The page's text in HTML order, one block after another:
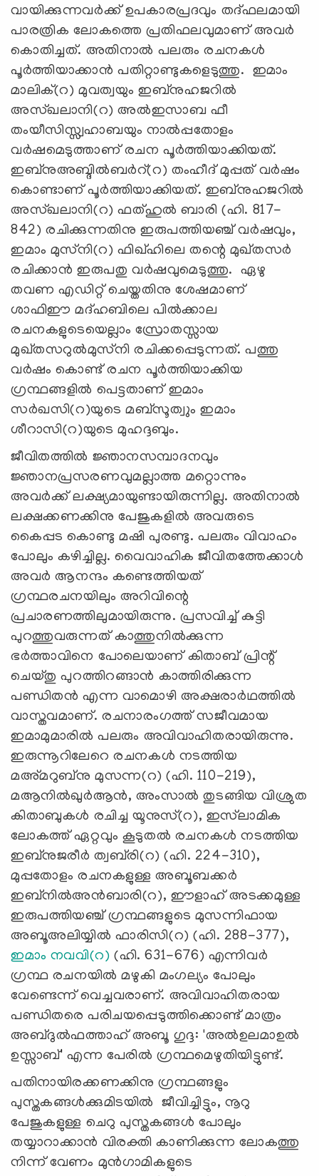
വായിക്കുന്നവർക്ക് ഉപകാരപ്രദവും തദ്ഫലമായി
പാരത്രിക ലോകത്തെ പ്രതിഫലവുമാണ് അവർ
കൊതിച്ചത്. അതിനാൽ പലരും രചനകൾ
പൂർത്തിയാക്കാൻ പതിറ്റാണ്ടുകളെടുത്തു. ഇമാം
മാലിക്(റ) മുവത്വയും ഇബ്നുഹജറിൽ
അസ്ഖലാനി(റ) അൽഇസാബ ഫീ
തംയീസിസ്സ്വഹാബയും നാൽപ്പതോളം
വർഷമെടുത്താണ് രചന പൂർത്തിയാക്കിയത്.
ഇബ്നുഅബ്ദിൽബർറ്(റ) തംഹീദ് മുപ്പത് വർഷം
കൊണ്ടാണ് പൂർത്തിയാക്കിയത്. ഇബ്നുഹജറിൽ
അസ്ഖലാനി(റ) ഫത്ഹുൽ ബാരി (ഹി. 817-
842) രചിക്കുന്നതിനു ഇരുപത്തിയഞ്ച് വർഷവും,
ഇമാം മുസ്‌നി(റ) ഫിഖ്ഹിലെ തന്റെ മുഖ്തസർ
രചിക്കാൻ ഇരുപതു വർഷവുമെടുത്തു. ഏഴു
തവണ എഡിറ്റ് ചെയ്തതിനു ശേഷമാണ്
ശാഫിഈ മദ്ഹബിലെ പിൽക്കാല
രചനകളുടെയെല്ലാം സ്രോതസ്സായ
മുഖ്തസറുൽമുസ്‌നി രചിക്കപ്പെടുന്നത്. പത്തു
വർഷം കൊണ്ട് രചന പൂർത്തിയാക്കിയ
ഗ്രന്ഥങ്ങളിൽ പെട്ടതാണ് ഇമാം
സർഖസി(റ)യുടെ മബ്‌സൂത്വും ഇമാം
ശീറാസി(റ)യുടെ മുഹദ്ദബും.
ജീവിതത്തിൽ ജ്ഞാനസമ്പാദനവും
ജ്ഞാനപ്രസരണവുമല്ലാത്ത മറ്റൊന്നും
അവർക്ക് ലക്ഷ്യമായുണ്ടായിരുന്നില്ല. അതിനാൽ
ലക്ഷക്കണക്കിനു പേജുകളിൽ അവരുടെ
കൈപ്പട കൊണ്ടു മഷി പുരണ്ടു. പലരും വിവാഹം
പോലും കഴിച്ചില്ല. വൈവാഹിക ജീവിതത്തേക്കാൾ
അവർ ആനന്ദം കണ്ടെത്തിയത്
ഗ്രന്ഥരചനയിലും അറിവിന്റെ
പ്രചാരണത്തിലുമായിരുന്നു. പ്രസവിച്ച് കുട്ടി
പുറത്തുവരുന്നത് കാത്തുനിൽക്കുന്ന
ഭർത്താവിനെ പോലെയാണ് കിതാബ് പ്രിന്റ്
ചെയ്തു പുറത്തിറങ്ങാൻ കാത്തിരിക്കുന്ന
പണ്ഡിതൻ എന്ന വാമൊഴി അക്ഷരാർഥത്തിൽ
വാസ്തവമാണ്. രചനാരംഗത്ത് സജീവമായ
ഇമാമുമാരിൽ പലരും അവിവാഹിതരായിരുന്നു.
ഇരുന്നൂറിലേറെ രചനകൾ നടത്തിയ
മഅ്മറുബ്നു മുസന്ന(റ) (ഹി. 110-219),
മആനിൽഖുർആൻ, അംസാൽ തുടങ്ങിയ വിശ്രുത
കിതാബുകൾ രചിച്ച യൂനുസ്(റ), ഇസ്‍ലാമിക
ലോകത്ത് ഏറ്റവും കൂടുതൽ രചനകൾ നടത്തിയ
ഇബ്നുജരീർ ത്വബ്‌രി(റ) (ഹി. 224-310),
മുപ്പതോളം രചനകളുള്ള അബൂബക്കർ
ഇബ്‌നിൽഅൻബാരി(റ), ഈളാഹ് അടക്കമുള്ള
ഇരുപത്തിയഞ്ച് ഗ്രന്ഥങ്ങളുടെ മുസന്നിഫായ
അബൂഅലിയ്യിൽ ഫാരിസി(റ) (ഹി. 288-377),
ഇമാം നവവി(റ) (ഹി. 631-676) എന്നിവർ
ഗ്രന്ഥ രചനയില്‍ മഴുകി മംഗല്യം പോലും
വേണ്ടെന്ന് വെച്ചവരാണ്. അവിവാഹിതരായ
പണ്ഡിതരെ പരിചയപ്പെടുത്തിക്കൊണ്ട് മാത്രം
അബ്ദുൽഫത്താഹ് അബൂ ഗുദ്ദ: 'അൽഉലമാഉൽ
ഉസ്സാബ്' എന്ന പേരിൽ ഗ്രന്ഥമെഴുതിയിട്ടുണ്ട്.
പതിനായിരക്കണക്കിനു ഗ്രന്ഥങ്ങളും
പുസ്തകങ്ങൾക്കുമിടയിൽ ജീവിച്ചിട്ടും, നൂറു
പേജുകളുള്ള ചെറു പുസ്തകങ്ങൾ പോലും
തയ്യാറാക്കാൻ വിരക്തി കാണിക്കുന്ന ലോകത്തു
നിന്ന് വേണം മുൻഗാമികളുടെ